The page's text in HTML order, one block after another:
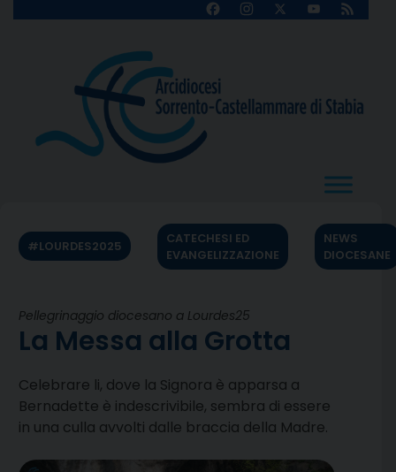
FacebookInstagram
X
YouTube
Feed
#LOURDES2025
CATECHESI ED
EVANGELIZZAZIONE
NEWS
DIOCESANE
Pellegrinaggio diocesano a Lourdes25
La Messa alla Grotta
Celebrare li, dove la Signora è apparsa a
Bernadette è indescrivibile, sembra di essere
in una culla avvolti dalle braccia della Madre.